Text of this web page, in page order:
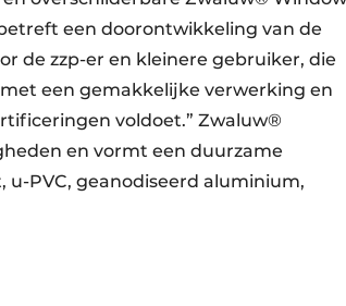
een doorontwikkeling van de
de zzp-er en kleinere gebruiker, die
een gemakkelijke verwerking en
voldoet.” Zwaluw®
en vormt een duurzame
PVC, geanodiseerd aluminium,